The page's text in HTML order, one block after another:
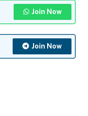
Join Now
Join Now